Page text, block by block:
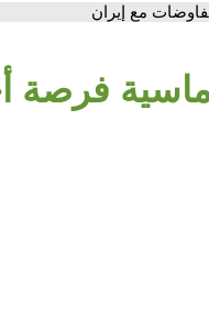
مع إيران
فرصة